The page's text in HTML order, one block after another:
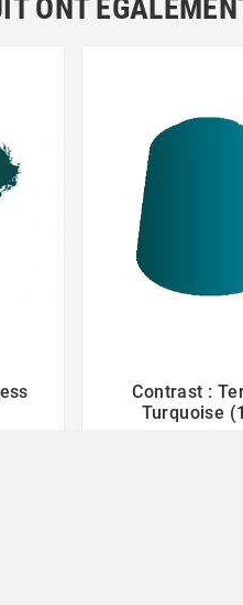
ONT

Contrast :
Turquoise